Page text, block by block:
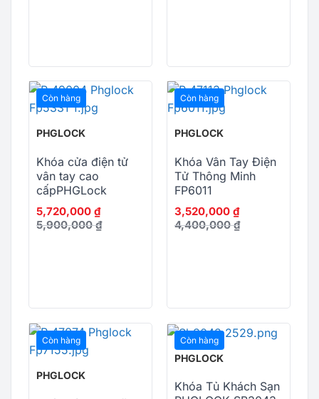
Còn hàng
PHGLOCK
Khóa cửa điện tử
vân tay cao
cấpPHGLock
FP5331 Bạc App
5,720,000 ₫
5,900,000₫
Còn hàng
PHGLOCK
Khóa Vân Tay Điện
Tử Thông Minh
FP6011
3,520,000 ₫
4,400,000₫
Còn hàng
PHGLOCK
Còn hàng
PHGLOCK
Khóa Tủ Khách Sạn